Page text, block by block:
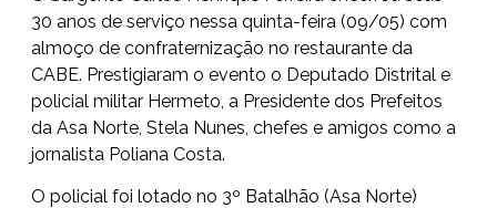
30 anos de serviço nessa quinta-feira (09/05) com
almoço de confraternização no restaurante da
CABE. Prestigiaram o evento o Deputado Distrital e
policial militar Hermeto, a Presidente dos Prefeitos
da Asa Norte, Stela Nunes, chefes e amigos como a
jornalista Poliana Costa.
O policial foi lotado no 3º Batalhão (Asa Norte)